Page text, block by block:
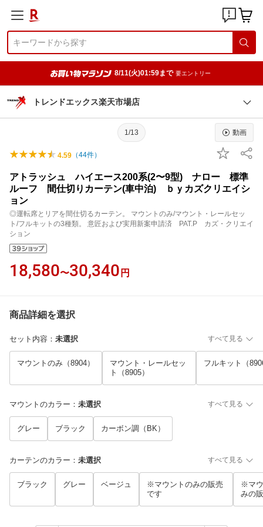
8/11(火)01:59まで 要エントリー
トレンドエックス楽天市場店
1/13 動画
4.59 （44件）
アトラッシュ ハイエース200系(2〜9型) ナロー 標準
ルーフ 間仕切りカーテン(車中泊) ｂｙカズクリエイシ
ョン
◎運転席とリアを間仕切るカーテン。 マウントのみ/マウント・レールセッ
ト/フルキットの3種類。 意匠および実用新案申請済 PAT.P カズ・クリエイ
ション
18,580〜30,340 円
商品詳細を選択
セット内容 ： 未選択 すべて見る
マウントのみ（8904）
マウント・レールセッ
ト（8905）
フルキット（
マウントのカラー ： 未選択 すべて見る
グレー ブラック カーボン調（BK）
カーテンのカラー ： 未選択 すべて見る
ブラック グレー ベージュ
※マウントのみの販売
です
※マ
みの